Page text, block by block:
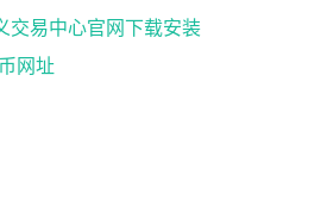
交易中心官网下载安装
网址